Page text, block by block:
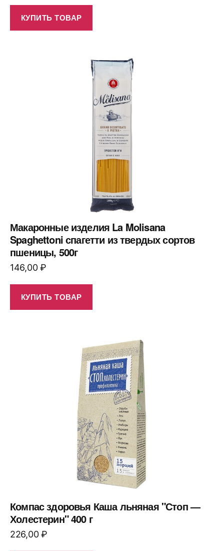
КУПИТЬ ТОВАР
Макаронные изделия La Molisana
Spaghettoni спагетти из твердых сортов
пшеницы, 500г
146,00₽
КУПИТЬ ТОВАР
Компас здоровья Каша льняная "Стоп —
Холестерин" 400 г
226,00₽